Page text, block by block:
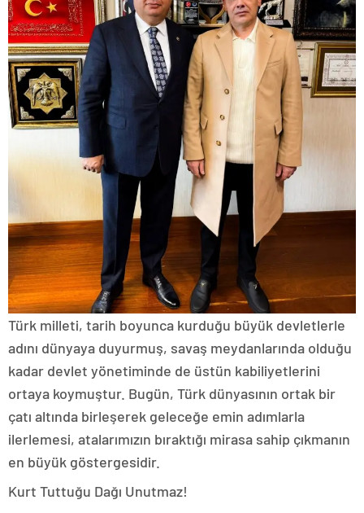
Türk milleti, tarih boyunca kurduğu büyük devletlerle
adını dünyaya duyurmuş, savaş meydanlarında olduğu
kadar devlet yönetiminde de üstün kabiliyetlerini
ortaya koymuştur. Bugün, Türk dünyasının ortak bir
çatı altında birleşerek geleceğe emin adımlarla
ilerlemesi, atalarımızın bıraktığı mirasa sahip çıkmanın
en büyük göstergesidir.
Kurt Tuttuğu Dağı Unutmaz!